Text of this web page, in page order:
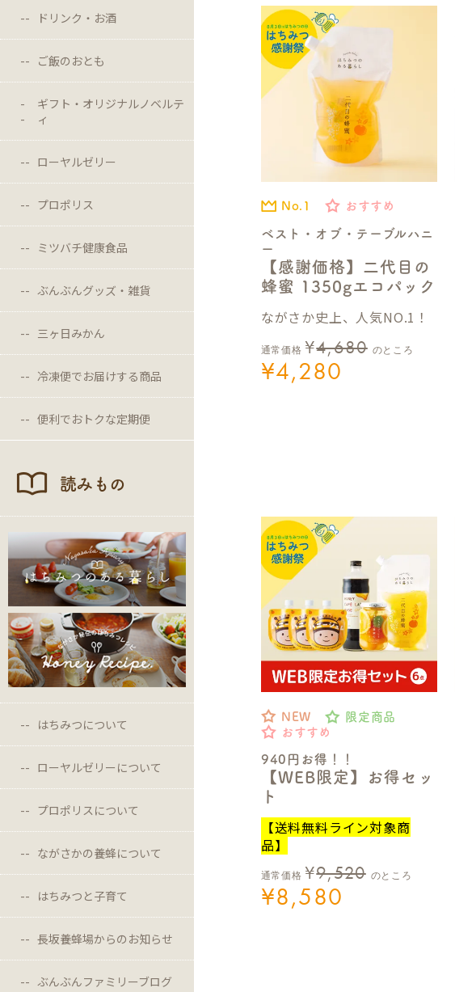
ドリンク・お酒
ご飯のおとも
ギフト・オリジナルノベルテ
ィ
ローヤルゼリー
プロポリス
ミツバチ健康食品
ぶんぶんグッズ・雑貨
三ヶ日みかん
冷凍便でお届けする商品
便利でおトクな定期便
読みもの
はちみつについて
ローヤルゼリーについて
プロポリスについて
ながさかの養蜂について
はちみつと子育て
長坂養蜂場からのお知らせ
ぶんぶんファミリーブログ
No.1 おすすめ
ベスト・オブ・テーブルハニ
ー
【感謝価格】二代目の
蜂蜜 1350gエコパック
ながさか史上、人気NO.1！
通常価格 ¥4,680 のところ
¥4,280
NEW
限定商品
おすすめ
940円お得！！
【WEB限定】お得セッ
ト
【送料無料ライン対象商
品】
通常価格 ¥9,520 のところ
¥8,580